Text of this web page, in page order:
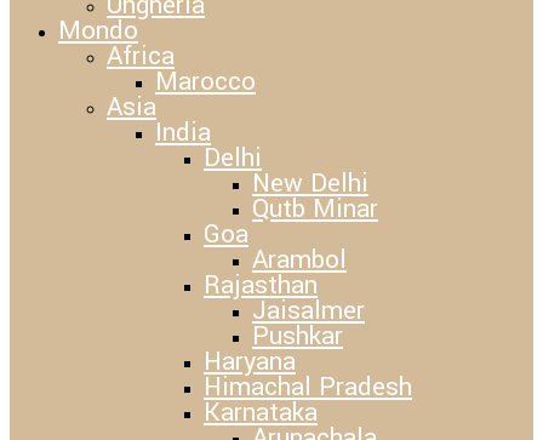
Mondo
Africa
Marocco
Asia
India
Delhi
New Delhi
Qutb Minar
Goa
Arambol
Rajasthan
Jaisalmer
Pushkar
Haryana
Himachal Pradesh
Karnataka